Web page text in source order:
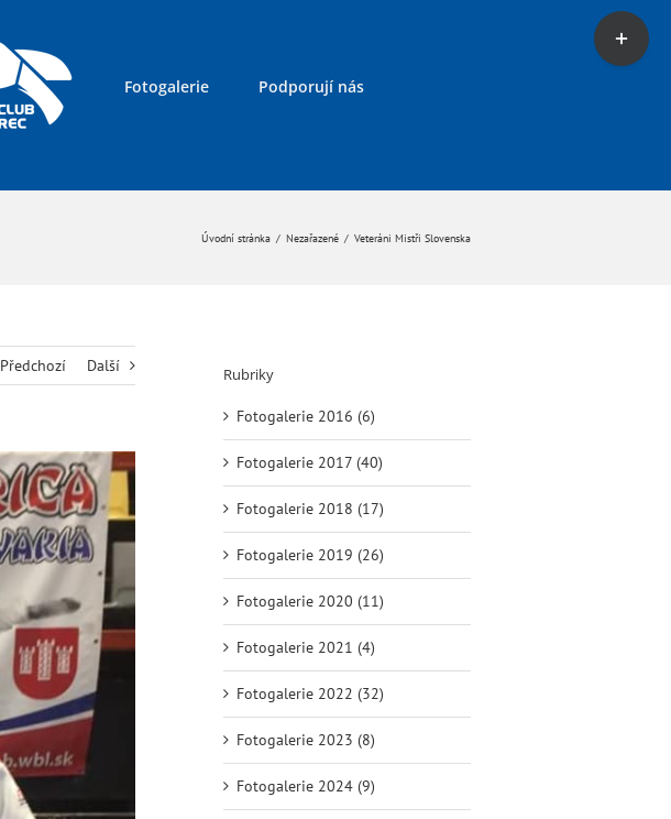
Fotogalerie Podporují nás
Úvodní stránka / Nezařazené / Veteráni Mistři Slovenska
Předchozí Další Rubriky
Fotogalerie 2016 (6)
Fotogalerie 2017 (40)
Fotogalerie 2018 (17)
Fotogalerie 2019 (26)
Fotogalerie 2020 (11)
Fotogalerie 2021 (4)
Fotogalerie 2022 (32)
Fotogalerie 2023 (8)
Fotogalerie 2024 (9)
Toggle
Sliding
Bar